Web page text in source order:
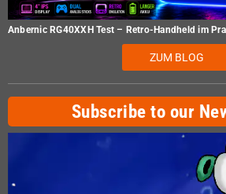
Anbernic RG40XXH Test – Retro-Handheld im
ZUM BLOG
Subscribe to our